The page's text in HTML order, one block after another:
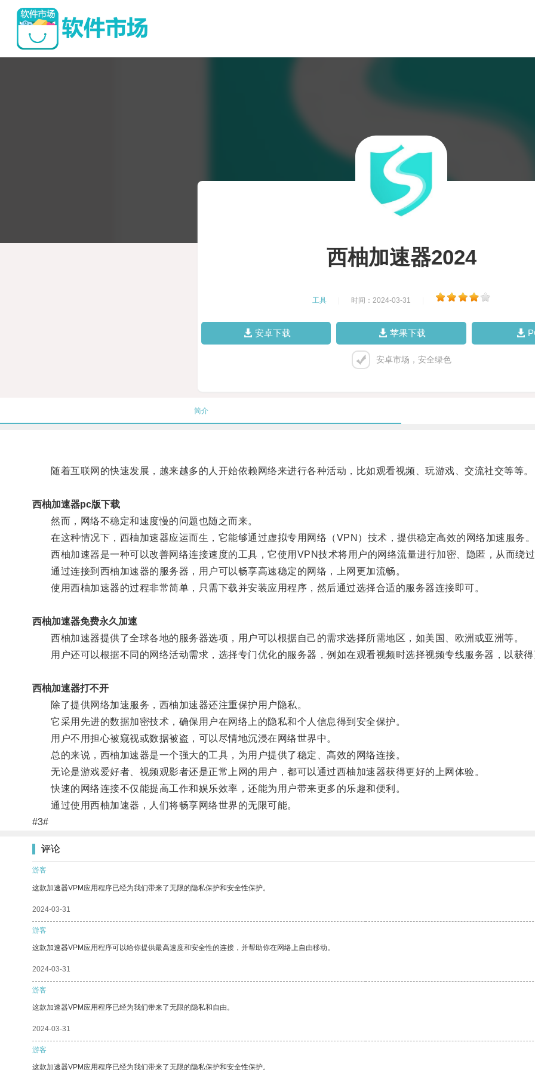
西柚加速器2024
工具 时间：2024-03-31
安卓下载 苹果下载
安卓市场，安全绿色
简介
随着互联网的快速发展，越来越多的人开始依赖网络来进行各种活动，比如观看视频、玩游戏、交流社交等等。
西柚加速器pc版下载
然而，网络不稳定和速度慢的问题也随之而来。
在这种情况下，西柚加速器应运而生，它能够通过虚拟专用网络（VPN）技术，提供稳定高效的网络加速服务。
西柚加速器是一种可以改善网络连接速度的工具，它使用VPN技术将用户的网络流量进行加密、隐匿，从而绕过
通过连接到西柚加速器的服务器，用户可以畅享高速稳定的网络，上网更加流畅。
使用西柚加速器的过程非常简单，只需下载并安装应用程序，然后通过选择合适的服务器连接即可。
西柚加速器免费永久加速
西柚加速器提供了全球各地的服务器选项，用户可以根据自己的需求选择所需地区，如美国、欧洲或亚洲等。
用户还可以根据不同的网络活动需求，选择专门优化的服务器，例如在观看视频时选择视频专线服务器，以获得
西柚加速器打不开
除了提供网络加速服务，西柚加速器还注重保护用户隐私。
它采用先进的数据加密技术，确保用户在网络上的隐私和个人信息得到安全保护。
用户不用担心被窥视或数据被盗，可以尽情地沉浸在网络世界中。
总的来说，西柚加速器是一个强大的工具，为用户提供了稳定、高效的网络连接。
无论是游戏爱好者、视频观影者还是正常上网的用户，都可以通过西柚加速器获得更好的上网体验。
快速的网络连接不仅能提高工作和娱乐效率，还能为用户带来更多的乐趣和便利。
通过使用西柚加速器，人们将畅享网络世界的无限可能。
#3#
评论
游客
这款加速器VPM应用程序已经为我们带来了无限的隐私保护和安全性保护。
2024-03-31
游客
这款加速器VPM应用程序可以给你提供最高速度和安全性的连接，并帮助你在网络上自由移动。
2024-03-31
游客
这款加速器VPM应用程序已经为我们带来了无限的隐私和自由。
2024-03-31
游客
这款加速器VPM应用程序已经为我们带来了无限的隐私保护和安全性保护。